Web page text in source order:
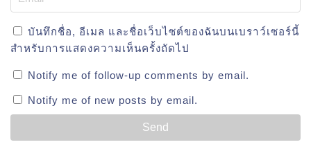
บันทึกชื่อ, อีเมล และชื่อเว็บไซต์ของฉันบนเบราว์เซอร์นี้
สำหรับการแสดงความเห็นครั้งถัดไป
Notify me of follow-up comments by email.
Notify me of new posts by email.